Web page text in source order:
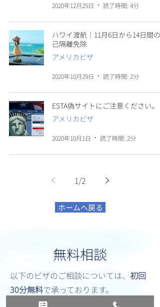
2020年12月25日 読了時間: 4分
ハワイ渡航｜11月6日から14日間の
己隔離免除
アメリカビザ
2020年10月29日 読了時間: 2分
ESTA偽サイトにご注意ください。
アメリカビザ
2020年10月1日 読了時間: 2分
1/2
ホームへ戻る
無料相談
以下のビザのご相談については、 初回
30分無料で承っております。
ご自身のケースにおけるビザ発給の可